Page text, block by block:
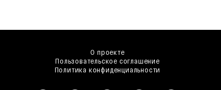
О проекте
Пользовательское соглашение
Политика конфиденциальности